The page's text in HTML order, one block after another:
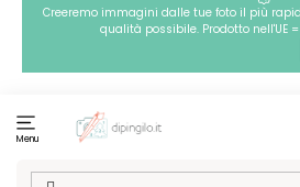
Passa
contenuto
Creeremo immagini dalle tue foto il più
qualità possibile. Prodotto nell'UE
Menu